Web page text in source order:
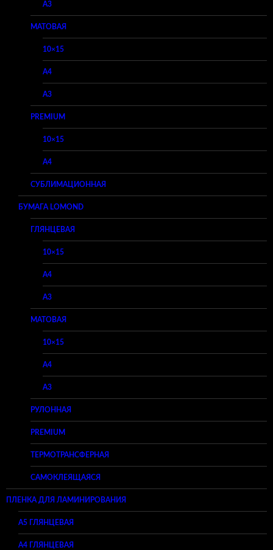
A3
МАТОВАЯ
10×15
A4
A3
PREMIUM
10×15
A4
СУБЛИМАЦИОННАЯ
БУМАГА LOMOND
ГЛЯНЦЕВАЯ
10×15
A4
A3
МАТОВАЯ
10×15
A4
A3
РУЛОННАЯ
PREMIUM
ТЕРМОТРАНСФЕРНАЯ
САМОКЛЕЯЩАЯСЯ
ПЛЕНКА ДЛЯ ЛАМИНИРОВАНИЯ
A5 ГЛЯНЦЕВАЯ
А4 ГЛЯНЦЕВАЯ